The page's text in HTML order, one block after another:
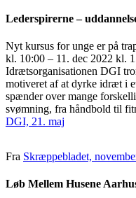
Lederspirerne –
Nyt kursus for unge er på
kl. 10:00 – 11. dec 2022 kl.
Idrætsorganisationen DGI
motiveret af at dyrke idræt i
spænder over mange
svømning, fra håndbold til
DGI, 21. maj
Fra Skræppebladet,
Løb Mellem Husene